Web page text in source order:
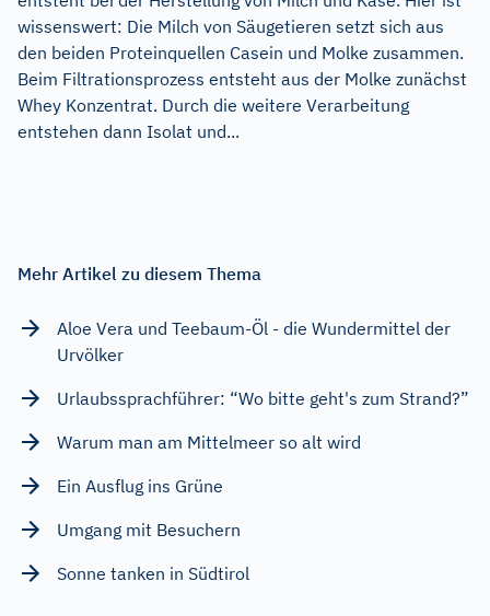
wissenswert: Die Milch von Säugetieren setzt sich aus
den beiden Proteinquellen Casein und Molke zusammen.
Beim Filtrationsprozess entsteht aus der Molke zunächst
Whey Konzentrat. Durch die weitere Verarbeitung
entstehen dann Isolat und...
Mehr Artikel zu diesem Thema
Aloe Vera und Teebaum-Öl - die Wundermittel der
Urvölker
Urlaubssprachführer: “Wo bitte geht's zum Strand?”
Warum man am Mittelmeer so alt wird
Ein Ausflug ins Grüne
Umgang mit Besuchern
Sonne tanken in Südtirol